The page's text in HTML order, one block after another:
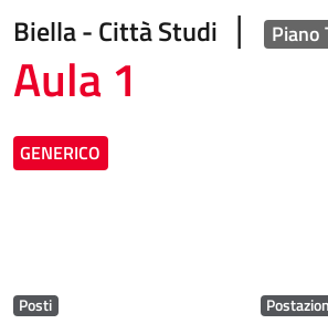
Biella - Città Studi | Piano
Aula 1
GENERICO
Posti